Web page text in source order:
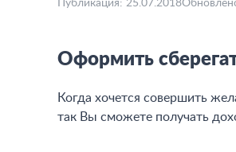
Публикация: 25.07.2018
Оформить
Когда хочется совершить
так Вы сможете получать